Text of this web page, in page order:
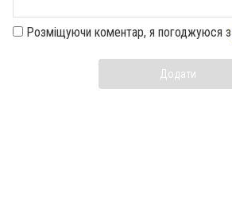
Розміщуючи коментар, я погоджуюся з
Додати